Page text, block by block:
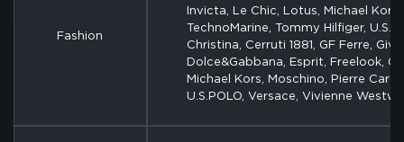
Fashion
Invicta, Le Chic, Lotus, Michael
TechnoMarine, Tommy Hilfiger,
Christina, Cerruti 1881, GF Ferre,
Dolce&Gabbana, Esprit, Freelook,
Michael Kors, Moschino, Pierre
U.S.POLO, Versace, Vivienne